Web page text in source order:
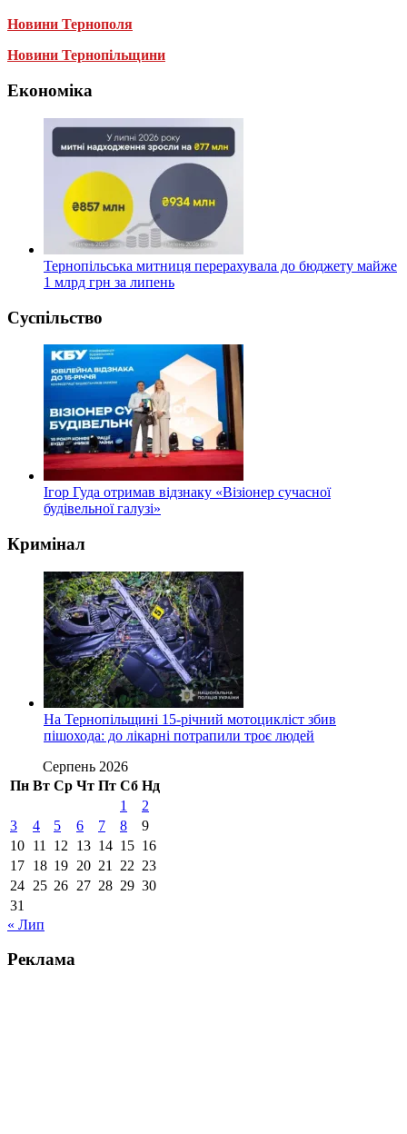
Новини Тернополя
Новини Тернопільщини
Економіка
Тернопільська митниця перерахувала до бюджету майже
1 млрд грн за липень
Суспільство
Ігор Гуда отримав відзнаку «Візіонер сучасної
будівельної галузі»
Кримінал
На Тернопільщині 15-річний мотоцикліст збив
пішохода: до лікарні потрапили троє людей
Серпень 2026
Пн Вт Ср Чт Пт Сб Нд
1
2
3
4 5 6 7 8
9
10 11 12 13 14 15 16
17 18 19 20 21 22 23
24 25 26 27 28 29 30
31
« Лип
Реклама